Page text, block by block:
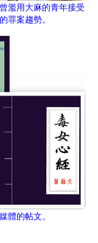
濫用大麻的青年接受
罪案趨勢。
體的帖文。